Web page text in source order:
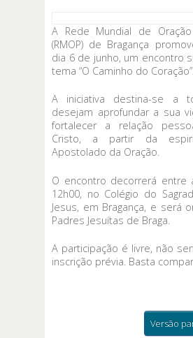
A Rede Mundial de
(RMOP) de Bragança
dia 6 de junho, um encontro
tema “O Caminho do Coração”.
A iniciativa destina-se a
desejam aprofundar a sua
fortalecer a relação
Cristo, a partir da
Apostolado da Oração.
O encontro decorrerá entre
12h00, no Colégio do
Jesus, em Bragança, e será
Padres Jesuítas de Braga.
A participação é livre, não
inscrição prévia. Basta
Versão